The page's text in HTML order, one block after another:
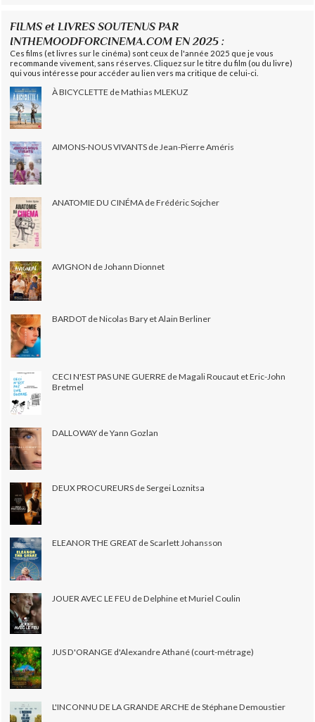
FILMS et LIVRES SOUTENUS PAR
INTHEMOODFORCINEMA.COM EN 2025 :
Ces films (et livres sur le cinéma) sont ceux de l'année 2025 que je vous
recommande vivement, sans réserves. Cliquez sur le titre du film (ou du livre)
qui vous intéresse pour accéder au lien vers ma critique de celui-ci.
À BICYCLETTE de Mathias MLEKUZ
AIMONS-NOUS VIVANTS de Jean-Pierre Améris
ANATOMIE DU CINÉMA de Frédéric Sojcher
AVIGNON de Johann Dionnet
BARDOT de Nicolas Bary et Alain Berliner
CECI N'EST PAS UNE GUERRE de Magali Roucaut et Eric-John
Bretmel
DALLOWAY de Yann Gozlan
DEUX PROCUREURS de Sergei Loznitsa
ELEANOR THE GREAT de Scarlett Johansson
JOUER AVEC LE FEU de Delphine et Muriel Coulin
JUS D'ORANGE d'Alexandre Athané (court-métrage)
L'INCONNU DE LA GRANDE ARCHE de Stéphane Demoustier